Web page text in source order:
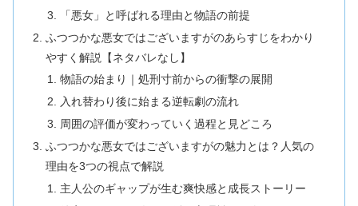
「悪女」と呼ばれる理由と物語の前提
ふつつかな悪女ではございますがのあらすじをわかり
やすく解説【ネタバレなし】
物語の始まり｜処刑寸前からの衝撃の展開
入れ替わり後に始まる逆転劇の流れ
周囲の評価が変わっていく過程と見どころ
ふつつかな悪女ではございますがの魅力とは？人気の
理由を3つの視点で解説
主人公のギャップが生む爽快感と成長ストーリー